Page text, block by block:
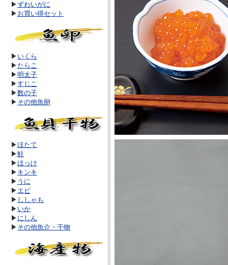
▶ずわいがに
▶ お買い得セット
▶ いくら
▶ たらこ
▶明太子
▶すじこ
▶数の子
▶ その他魚卵
▶ほたて
▶鮭
▶ほっけ
▶ キンキ
▶ うに
▶ エビ
▶ ししゃも
▶ いか
▶ にしん
▶ その他魚介・干物